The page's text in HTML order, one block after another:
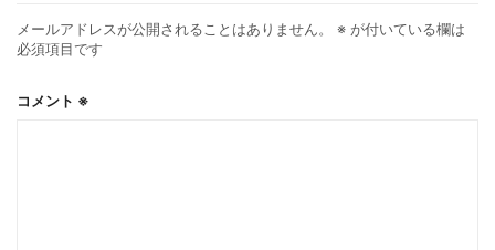
メールアドレスが公開されることはありません。 ※ が付いている欄は
必須項目です
コメント ※